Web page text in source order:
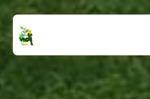
Panneau de gestion des cookies